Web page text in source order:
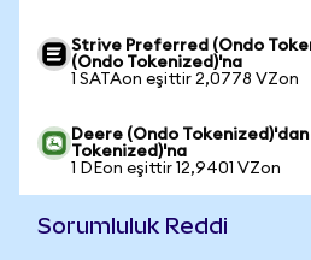
Strive Preferred (Ondo
(Ondo Tokenized)'na
1 SATAon eşittir 2,0778 VZon
Deere (Ondo
Tokenized)'na
1 DEon eşittir 12,9401 VZon
Sorumluluk Reddi